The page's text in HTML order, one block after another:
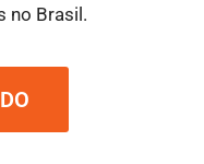
no Brasil.